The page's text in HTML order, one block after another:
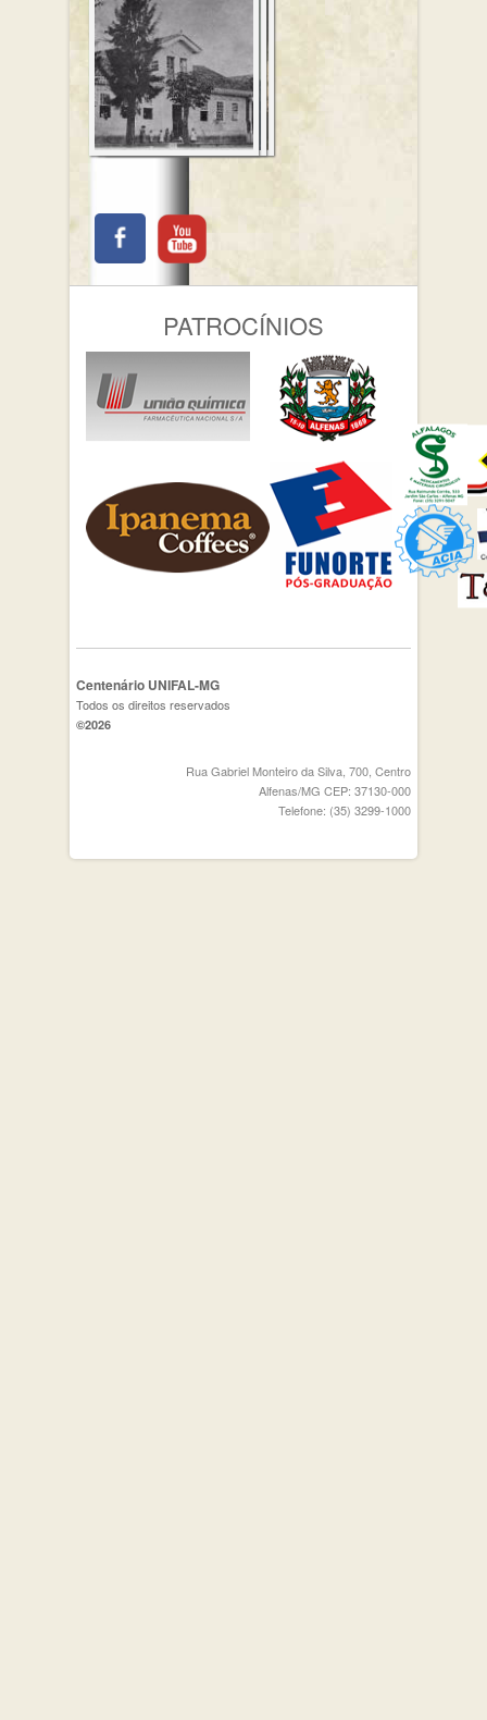
PATROCÍNIOS
Centenário UNIFAL-MG
Todos os direitos reservados
©2026
Rua Gabriel Monteiro da Silva, 700, Centro
Alfenas/MG CEP: 37130-000
Telefone: (35) 3299-1000